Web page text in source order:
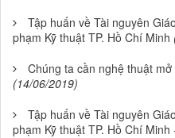
Tập huấn về Tài nguyên
phạm Kỹ thuật TP. Hồ Chí Minh
Chúng ta cần nghệ thuật
(14/06/2019)
Tập huấn về Tài nguyên
phạm Kỹ thuật TP. Hồ Chí Minh